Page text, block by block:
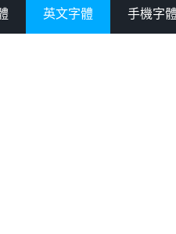
英文字體 手機字